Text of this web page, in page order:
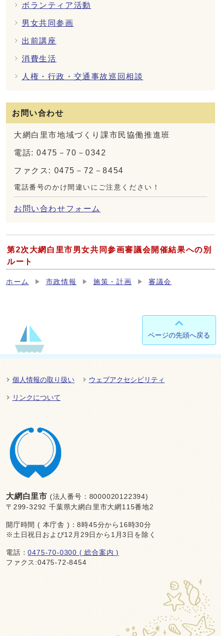
ボランティア活動
男女共同参画
出前講座
消費生活
人権・行政・交通事故巡回相談
お問い合わせ
大網白里市地域づくり課市民協働推進班
電話: 0475－70－0342
ファクス: 0475－72－8454
電話番号のかけ間違いにご注意ください！
お問い合わせフォーム
第2次大網白里市男女共同参画審議会開催結果への別
ルート
ホーム 市政情報 施策・計画 審議会
ページの先頭へ戻る
個人情報の取り扱い ウェブアクセシビリティ
リンクについて
大網白里市 (法人番号：8000020122394)
〒299-3292 千葉県大網白里市大網115番地2
開庁時間 ( 本庁舎 )：8時45分から16時30分
※土日祝日および12月29日から1月3日を除く
電話：0475-70-0300 ( 総合案内 )
ファクス:0475-72-8454